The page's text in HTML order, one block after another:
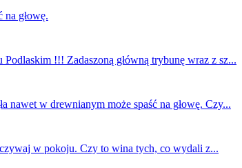
na głowę.
!!! Zadaszoną główną trybunę wraz z sz...
nawet w drewnianym może spaść na głowę. Czy...
w pokoju. Czy to wina tych, co wydali z...